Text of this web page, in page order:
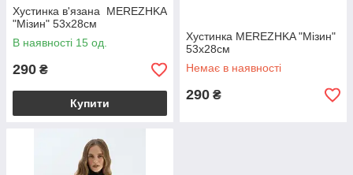
Хустинка в'язана MEREZHKA
"Мізин" 53х28см
В наявності 15 од.
290 ₴
Купити
Хустинка MEREZHKA "Мізин"
53х28см
Немає в наявності
290 ₴